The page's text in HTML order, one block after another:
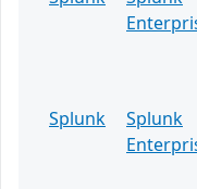
Splunk
Splunk